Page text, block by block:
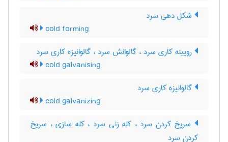
شکل دهی سرد
cold forming
رویینه کاری سرد ، گالوانش سرد ، گالوانیزه کاری سرد
cold galvanising
گالوانیزه کاری سرد
cold galvanizing
سرپخ کردن سرد ، کله زنی سرد ، کله سازی ، سریخ
کردن سرد